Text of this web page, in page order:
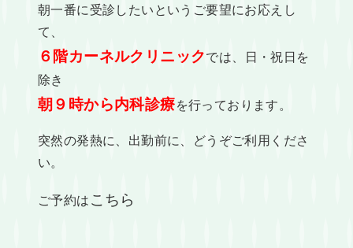
朝一番に受診したいというご要望にお応えし
て、
６階カーネルクリニックでは、日・祝日を
除き
朝９時から内科診療を行っております。
突然の発熱に、出勤前に、どうぞご利用くださ
い。
ご予約は こちら